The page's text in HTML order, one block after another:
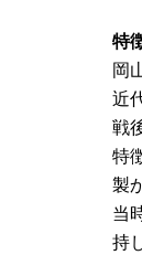
特
岡
近
戦
特
製
当
持